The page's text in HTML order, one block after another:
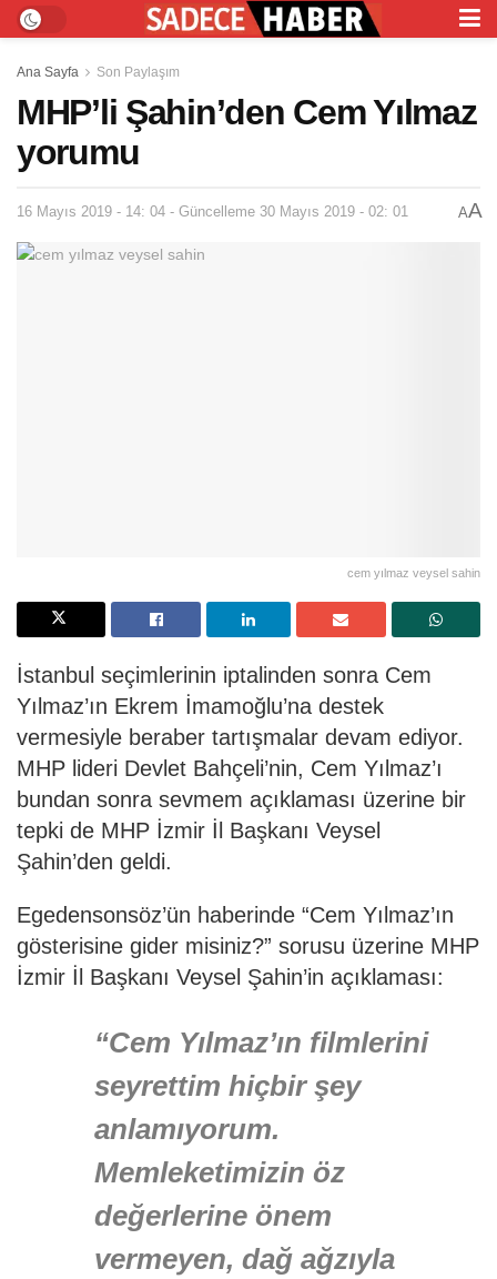
Ana Sayfa Son Paylaşım
MHP’li Şahin’den Cem Yılmaz
yorumu
16 Mayıs 2019 - 14: 04 - Güncelleme 30 Mayıs 2019 - 02: 01 AA
cem yılmaz veysel sahin
İstanbul seçimlerinin iptalinden sonra Cem
Yılmaz’ın Ekrem İmamoğlu’na destek
vermesiyle beraber tartışmalar devam ediyor.
MHP lideri Devlet Bahçeli’nin, Cem Yılmaz’ı
bundan sonra sevmem açıklaması üzerine bir
tepki de MHP İzmir İl Başkanı Veysel
Şahin’den geldi.
Egedensonsöz’ün haberinde “Cem Yılmaz’ın
gösterisine gider misiniz?” sorusu üzerine MHP
İzmir İl Başkanı Veysel Şahin’in açıklaması:
“Cem Yılmaz’ın filmlerini
seyrettim hiçbir şey
anlamıyorum.
Memleketimizin öz
değerlerine önem
vermeyen, dağ ağzıyla